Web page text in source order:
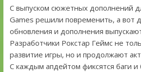
С выпуском сюжетных дополнений
Games решили повременить, а вот
обновления и дополнения
Разработчики Рокстар Геймс не
развитие игры, но и продолжают
С каждым апдейтом фиксятся баги и